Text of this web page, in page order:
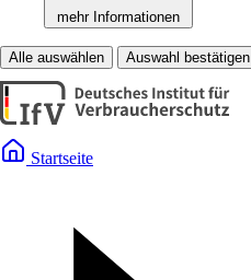
mehr Informationen
Alle auswählen Auswahl bestätigen
Startseite